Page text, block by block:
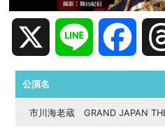
Line
公演名
市川海老蔵 GRAND JAPAN